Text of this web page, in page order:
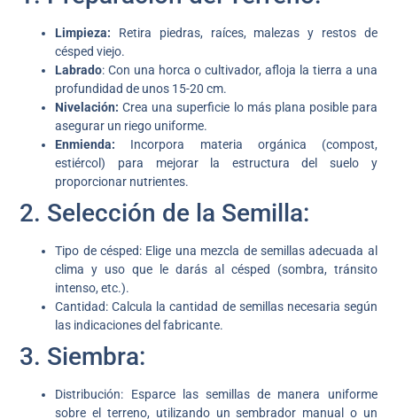
Limpieza: Retira piedras, raíces, malezas y restos de
césped viejo.
Labrado: Con una horca o cultivador, afloja la tierra a una
profundidad de unos 15-20 cm.
Nivelación: Crea una superficie lo más plana posible para
asegurar un riego uniforme.
Enmienda: Incorpora materia orgánica (compost,
estiércol) para mejorar la estructura del suelo y
proporcionar nutrientes.
2. Selección de la Semilla:
Tipo de césped: Elige una mezcla de semillas adecuada al
clima y uso que le darás al césped (sombra, tránsito
intenso, etc.).
Cantidad: Calcula la cantidad de semillas necesaria según
las indicaciones del fabricante.
3. Siembra:
Distribución: Esparce las semillas de manera uniforme
sobre el terreno, utilizando un sembrador manual o un